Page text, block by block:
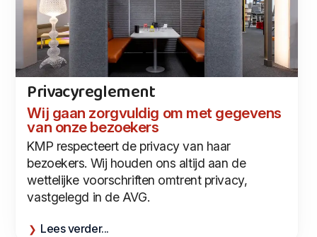
Privacyreglement
Wij gaan zorgvuldig om met gegevens
van onze bezoekers
KMP respecteert de privacy van haar
bezoekers. Wij houden ons altijd aan de
wettelijke voorschriften omtrent privacy,
vastgelegd in de AVG.
Lees verder...